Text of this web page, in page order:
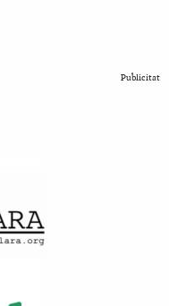
Publicitat